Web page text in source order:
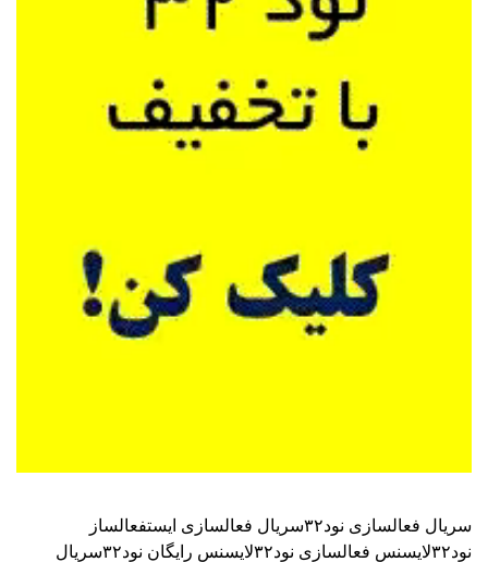
سریال فعالسازی نود۳۲ سریال فعالسازی ایستفعالساز
نود۳۲
لایسنس فعالسازی نود۳۲ لایسنس رایگان نود۳۲
سریال